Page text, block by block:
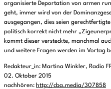
organisierte Deportation von armen
geht, immer wird von der
ausgegangen, dies seien
politisch korrekt nicht mehr
kommt dieser versteckte, manchmal
und weitere Fragen werden im Vortag
Redakteur_in: Martina Winkler, Radio
02. Oktober 2015
nachhören: http://cba.media/307858